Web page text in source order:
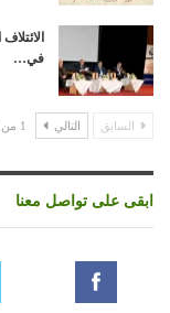
في…
السابق التالي 1 من 80
ابقى على تواصل معنا